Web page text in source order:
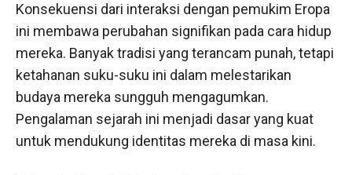
Konsekuensi dari interaksi dengan pemukim Eropa
ini membawa perubahan signifikan pada cara hidup
mereka. Banyak tradisi yang terancam punah, tetapi
ketahanan suku-suku ini dalam melestarikan
budaya mereka sungguh mengagumkan.
Pengalaman sejarah ini menjadi dasar yang kuat
untuk mendukung identitas mereka di masa kini.